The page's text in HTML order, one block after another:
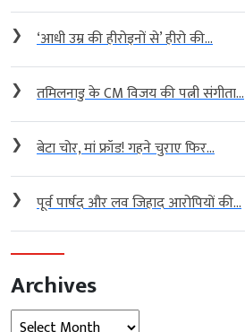
❯ ‘आधी उम्र की हीरोइनों से’ हीरो की...
❯ तमिलनाडु के CM विजय की पत्नी संगीता...
❯ बेटा चोर, मां फ्रॉड! गहने चुराए फिर...
❯ पूर्व पार्षद और लव जिहाद आरोपियों की...
Archives
Archives